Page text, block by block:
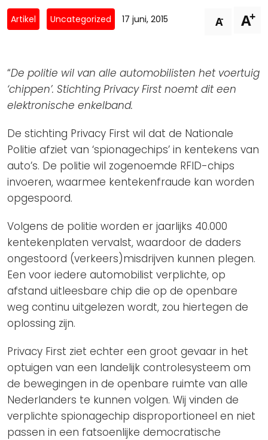
PSD2-me-niet
Nieuwsbrieven
Privacybeleid
ANBI Status
Playlist
Artikel Uncategorized 17 juni, 2015 A- A+
“De politie wil van alle automobilisten het voertuig
‘chippen’. Stichting Privacy First noemt dit een
elektronische enkelband.
De stichting Privacy First wil dat de Nationale
Politie afziet van ‘spionagechips’ in kentekens van
auto’s. De politie wil zogenoemde RFID-chips
invoeren, waarmee kentekenfraude kan worden
opgespoord.
Volgens de politie worden er jaarlijks 40.000
kentekenplaten vervalst, waardoor de daders
ongestoord (verkeers)misdrijven kunnen plegen.
Een voor iedere automobilist verplichte, op
afstand uitleesbare chip die op de openbare
weg continu uitgelezen wordt, zou hiertegen de
oplossing zijn.
Privacy First ziet echter een groot gevaar in het
optuigen van een landelijk controlesysteem om
de bewegingen in de openbare ruimte van alle
Nederlanders te kunnen volgen. Wij vinden de
verplichte spionagechip disproportioneel en niet
passen in een fatsoenlijke democratische